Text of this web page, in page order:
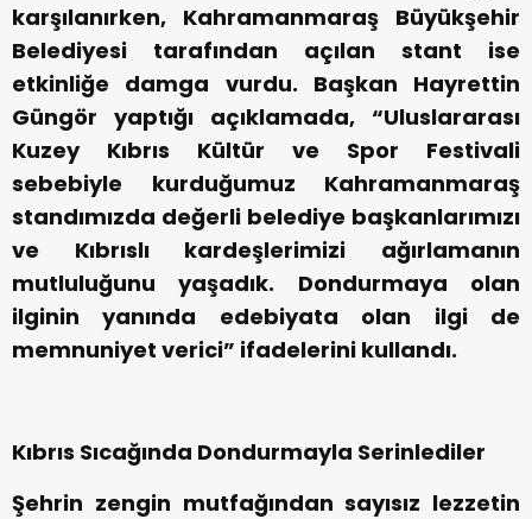
karşılanırken, Kahramanmaraş Büyükşehir
Belediyesi tarafından açılan stant ise
etkinliğe damga vurdu. Başkan Hayrettin
Güngör yaptığı açıklamada, “Uluslararası
Kuzey Kıbrıs Kültür ve Spor Festivali
sebebiyle kurduğumuz Kahramanmaraş
standımızda değerli belediye başkanlarımızı
ve Kıbrıslı kardeşlerimizi ağırlamanın
mutluluğunu yaşadık. Dondurmaya olan
ilginin yanında edebiyata olan ilgi de
memnuniyet verici” ifadelerini kullandı.
Kıbrıs Sıcağında Dondurmayla Serinlediler
Şehrin zengin mutfağından sayısız lezzetin